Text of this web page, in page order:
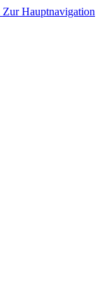
Zur Hauptnavigation